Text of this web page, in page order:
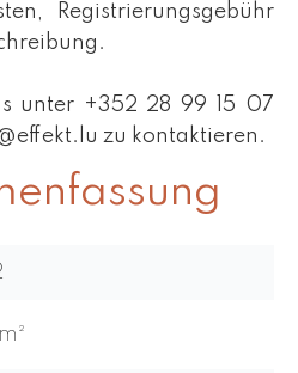
Registrierungsgebühr
unter +352 28 99 15 07
zu kontaktieren.